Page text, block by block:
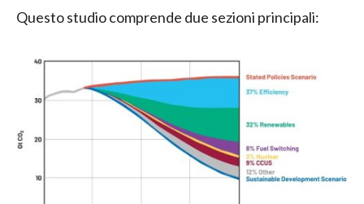
Questo studio comprende due sezioni principali: